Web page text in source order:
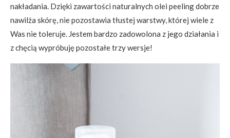
nakładania. Dzięki zawartości naturalnych olei peeling dobrze
nawilża skórę, nie pozostawia tłustej warstwy, której wiele z
Was nie toleruje. Jestem bardzo zadowolona z jego działania i
z chęcią wypróbuję pozostałe trzy wersje!